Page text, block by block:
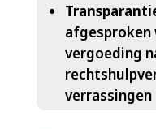
afgesproken
vergoeding